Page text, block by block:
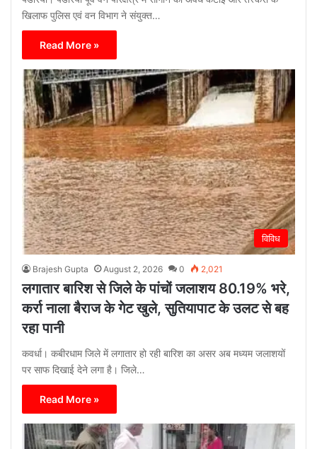
खिलाफ पुलिस एवं वन विभाग ने संयुक्त…
Read More »
विविध
Brajesh Gupta August 2, 2026 0 2,021
लगातार बारिश से जिले के पांचों जलाशय 80.19% भरे,
कर्रा नाला बैराज के गेट खुले, सुतियापाट के उलट से बह
रहा पानी
कवर्धा। कबीरधाम जिले में लगातार हो रही बारिश का असर अब मध्यम जलाशयों
पर साफ दिखाई देने लगा है। जिले…
Read More »